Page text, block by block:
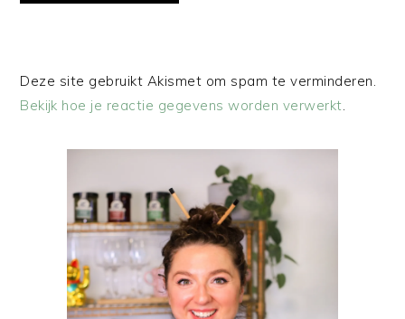
Deze site gebruikt Akismet om spam te verminderen.
Bekijk hoe je reactie gegevens worden verwerkt.